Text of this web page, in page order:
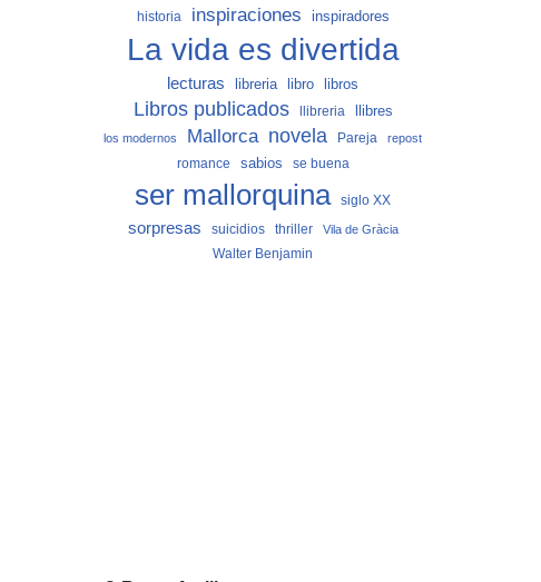
historia inspiraciones inspiradores
La vida es divertida
lecturas libreria libro libros
Libros publicados llibreria llibres
los modernos Mallorca novela Pareja repost
romance sabios se buena
ser mallorquina siglo XX
sorpresas suicidios thriller
Vila de Gràcia
Walter Benjamin